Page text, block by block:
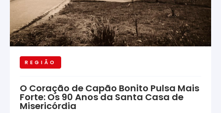
REGIÃO
O Coração de Capão Bonito Pulsa Mais
Forte: Os 90 Anos da Santa Casa de
Misericórdia